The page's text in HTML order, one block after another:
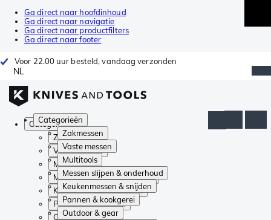
Ga direct naar hoofdinhoud
Ga direct naar navigatie
Ga direct naar productfilters
Ga direct naar footer
Voor 22.00 uur besteld, vandaag verzonden
NL
Categorieën
Zakmessen
Vaste messen
Multitools
Messen slijpen & onderhoud
Keukenmessen & snijden
Pannen & kookgerei
Outdoor & gear
Categorieën
Zakmessen
Vaste messen
Multitools
Messen slijpen & onderhoud
Keukenmessen & snijden
Pannen & kookgerei
Outdoor & gear